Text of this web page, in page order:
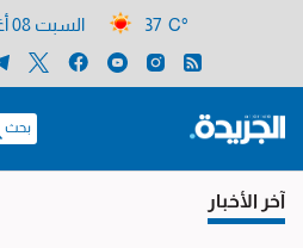
37 C° السبت 08 أغسطس 2026
بحث
آخر الأخبار